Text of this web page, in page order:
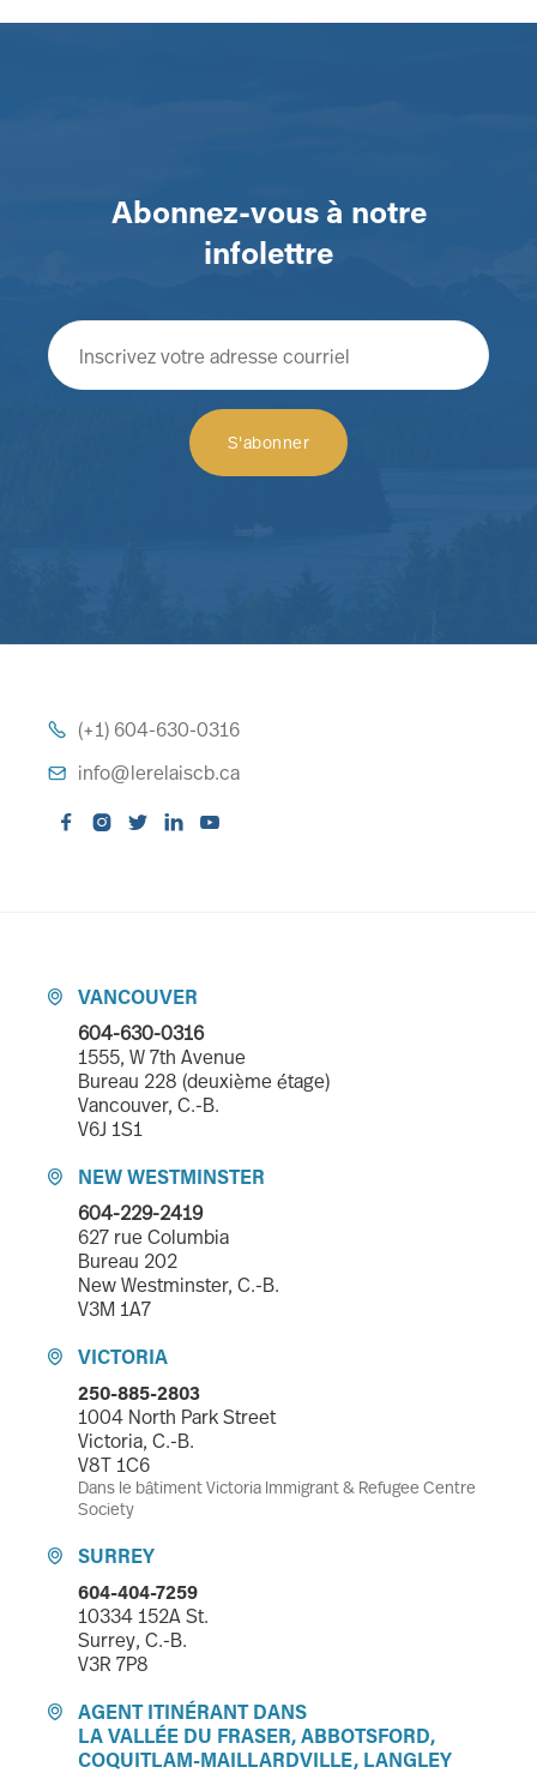
Abonnez-vous à notre
infolettre
 (+1) 604-630-0316
 info@lerelaiscb.ca
    

VANCOUVER
604-630-0316
1555, W 7th Avenue
Bureau 228 (deuxième étage)
Vancouver, C.-B.
V6J 1S1

NEW WESTMINSTER
604-229-2419
627 rue Columbia
Bureau 202
New Westminster, C.-B.
V3M 1A7

VICTORIA
250-885-2803
1004 North Park Street
Victoria, C.-B.
V8T 1C6
Dans le bâtiment Victoria Immigrant & Refugee Centre
Society

SURREY
604-404-7259
10334 152A St.
Surrey, C.-B.
V3R 7P8

AGENT ITINÉRANT DANS
LA VALLÉE DU FRASER, ABBOTSFORD,
COQUITLAM-MAILLARDVILLE, LANGLEY